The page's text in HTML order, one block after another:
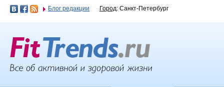
Блог редакции Город: Санкт-Петербург